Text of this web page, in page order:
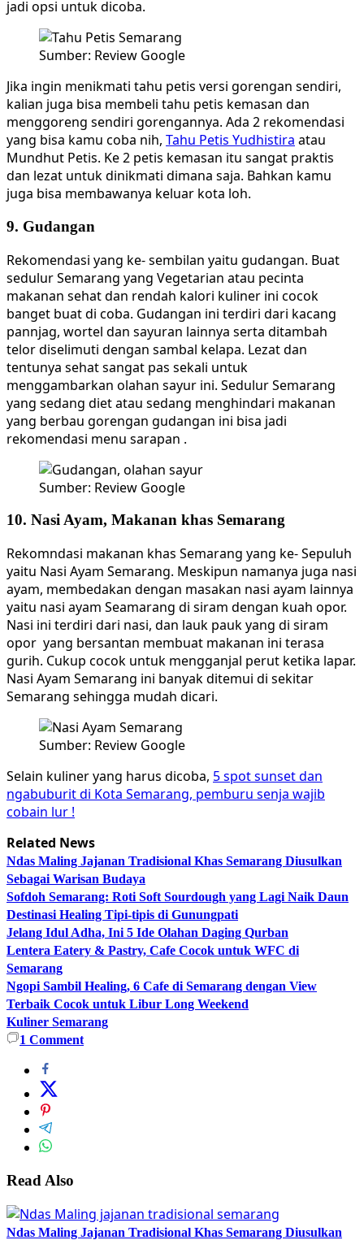
jadi opsi untuk dicoba.
Sumber: Review Google
Jika ingin menikmati tahu petis versi gorengan sendiri,
kalian juga bisa membeli tahu petis kemasan dan
menggoreng sendiri gorengannya. Ada 2 rekomendasi
yang bisa kamu coba nih, Tahu Petis Yudhistira atau
Mundhut Petis. Ke 2 petis kemasan itu sangat praktis
dan lezat untuk dinikmati dimana saja. Bahkan kamu
juga bisa membawanya keluar kota loh.
9. Gudangan
Rekomendasi yang ke- sembilan yaitu gudangan. Buat
sedulur Semarang yang Vegetarian atau pecinta
makanan sehat dan rendah kalori kuliner ini cocok
banget buat di coba. Gudangan ini terdiri dari kacang
pannjag, wortel dan sayuran lainnya serta ditambah
telor diselimuti dengan sambal kelapa. Lezat dan
tentunya sehat sangat pas sekali untuk
menggambarkan olahan sayur ini. Sedulur Semarang
yang sedang diet atau sedang menghindari makanan
yang berbau gorengan gudangan ini bisa jadi
rekomendasi menu sarapan .
Sumber: Review Google
10. Nasi Ayam, Makanan khas Semarang
Rekomndasi makanan khas Semarang yang ke- Sepuluh
yaitu Nasi Ayam Semarang. Meskipun namanya juga nasi
ayam, membedakan dengan masakan nasi ayam lainnya
yaitu nasi ayam Seamarang di siram dengan kuah opor.
Nasi ini terdiri dari nasi, dan lauk pauk yang di siram
opor yang bersantan membuat makanan ini terasa
gurih. Cukup cocok untuk mengganjal perut ketika lapar.
Nasi Ayam Semarang ini banyak ditemui di sekitar
Semarang sehingga mudah dicari.
Sumber: Review Google
Selain kuliner yang harus dicoba, 5 spot sunset dan
ngabuburit di Kota Semarang, pemburu senja wajib
cobain lur !
Related News
Ndas Maling Jajanan Tradisional Khas Semarang Diusulkan
Sebagai Warisan Budaya
Sofdoh Semarang: Roti Soft Sourdough yang Lagi Naik Daun
Destinasi Healing Tipi-tipis di Gunungpati
Jelang Idul Adha, Ini 5 Ide Olahan Daging Qurban
Lentera Eatery & Pastry, Cafe Cocok untuk WFC di
Semarang
Ngopi Sambil Healing, 6 Cafe di Semarang dengan View
Terbaik Cocok untuk Libur Long Weekend
Kuliner Semarang
1 Comment
Read Also
Ndas Maling Jajanan Tradisional Khas Semarang Diusulkan